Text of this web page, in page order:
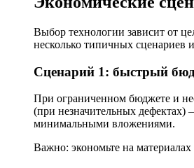
Выбор технологии зависит от
несколько типичных сценариев
Сценарий 1: быстрый
При ограниченном бюджете и
(при незначительных
минимальными вложениями.
Важно: экономьте на